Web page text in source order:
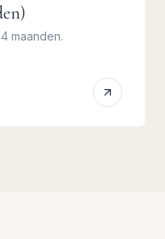
maanden.